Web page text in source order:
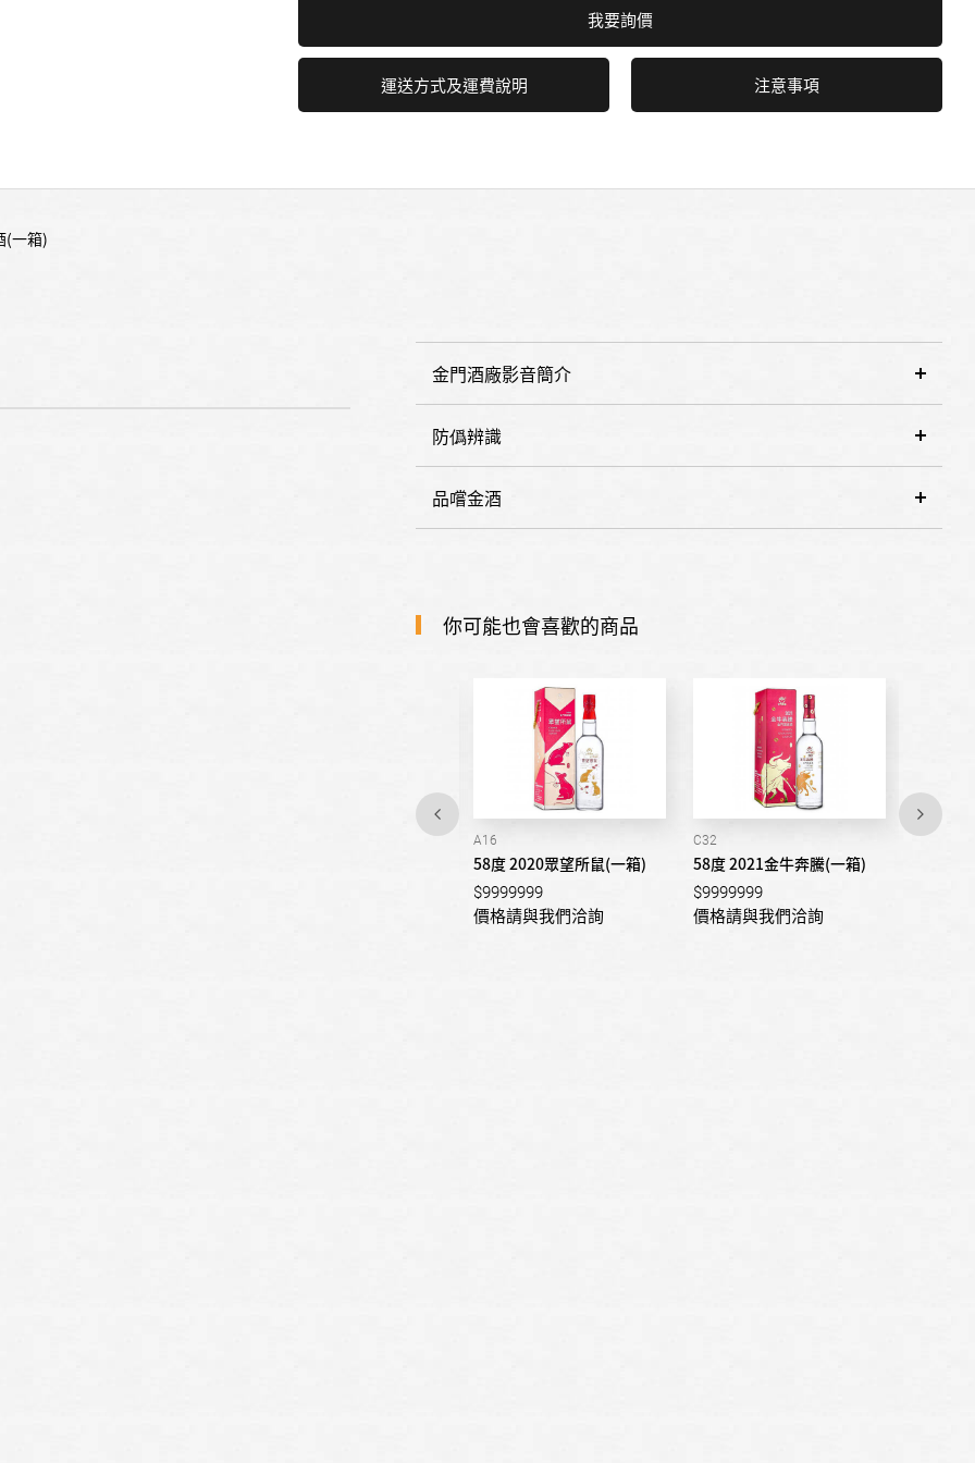
我要詢價
運送方式及運費說明 注意事項
(一箱)
金門酒廠影音簡介
防僞辨識
品嚐金酒
你可能也會喜歡的商品
A16
58度 2020眾望所鼠(一箱)
$9999999
價格請與我們洽詢
C32
58度 2021金牛奔騰(一箱)
$9999999
價格請與我們洽詢
C23